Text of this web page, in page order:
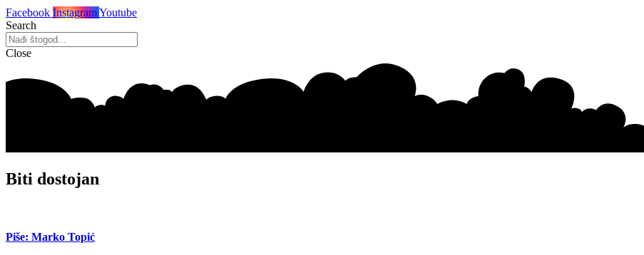
Facebook InstagramYoutube
Search
Close
Biti dostojan
Piše: Marko Topić